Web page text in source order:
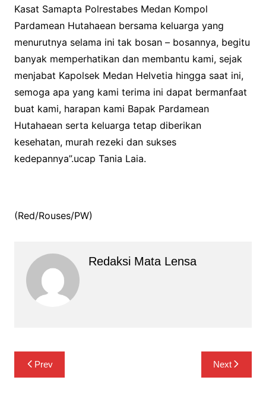
Kasat Samapta Polrestabes Medan Kompol
Pardamean Hutahaean bersama keluarga yang
menurutnya selama ini tak bosan – bosannya, begitu
banyak memperhatikan dan membantu kami, sejak
menjabat Kapolsek Medan Helvetia hingga saat ini,
semoga apa yang kami terima ini dapat bermanfaat
buat kami, harapan kami Bapak Pardamean
Hutahaean serta keluarga tetap diberikan
kesehatan, murah rezeki dan sukses
kedepannya”.ucap Tania Laia.
(Red/Rouses/PW)
Redaksi Mata Lensa
Navigasi
pos
Prev Next